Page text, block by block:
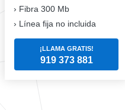
Fibra 300 Mb
Línea fija no incluida
¡LLAMA GRATIS!
919 373 881